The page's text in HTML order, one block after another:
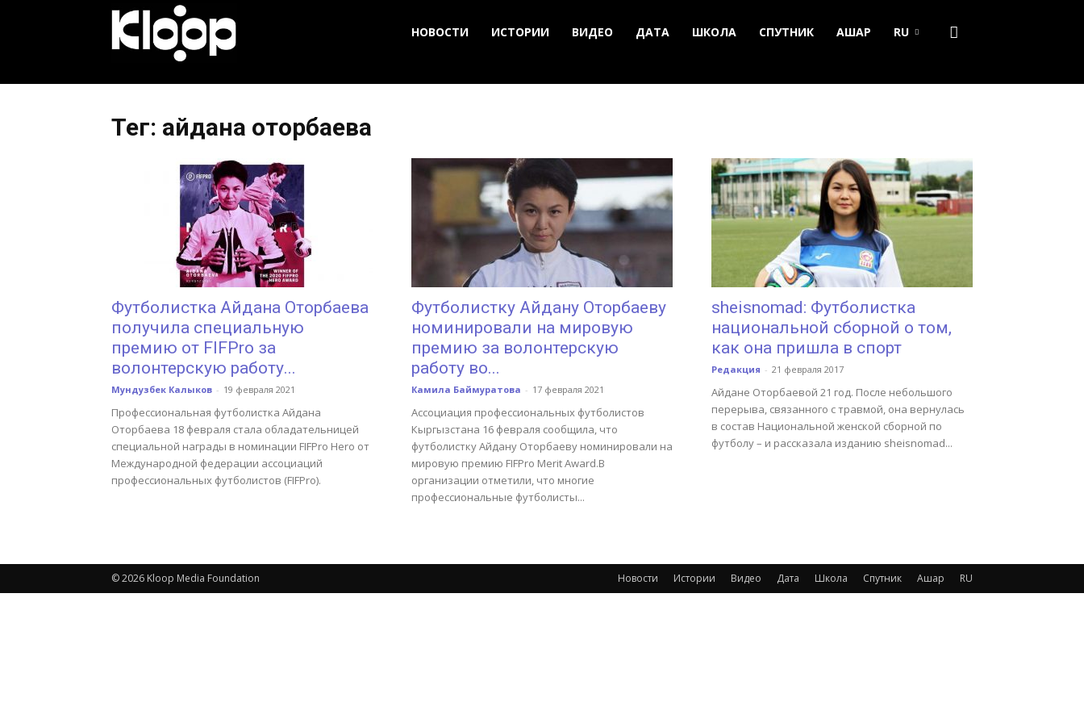
Новости
Кыргызстана
НОВОСТИ ИСТОРИИ ВИДЕО ДАТА ШКОЛА СПУТНИК АШАР RU
Тег: айдана оторбаева
Футболистка Айдана Оторбаева
получила специальную
премию от FIFPro за
волонтерскую работу...
Мундузбек Калыков - 19 февраля 2021
Профессиональная футболистка Айдана
Оторбаева 18 февраля стала обладательницей
специальной награды в номинации FIFPro Hero от
Международной федерации ассоциаций
профессиональных футболистов (FIFPro).
Футболистку Айдану Оторбаеву
номинировали на мировую
премию за волонтерскую
работу во...
Камила Баймуратова - 17 февраля 2021
Ассоциация профессиональных футболистов
Кыргызстана 16 февраля сообщила, что
футболистку Айдану Оторбаеву номинировали на
мировую премию FIFPro Merit Award.В
организации отметили, что многие
профессиональные футболисты...
sheisnomad: Футболистка
национальной сборной о том,
как она пришла в спорт
Редакция - 21 февраля 2017
Айдане Оторбаевой 21 год. После небольшого
перерыва, связанного с травмой, она вернулась
в состав Национальной женской сборной по
футболу – и рассказала изданию sheisnomad...
Новости Истории Видео Дата Школа Спутник Ашар RU
© 2026 Kloop Media Foundation